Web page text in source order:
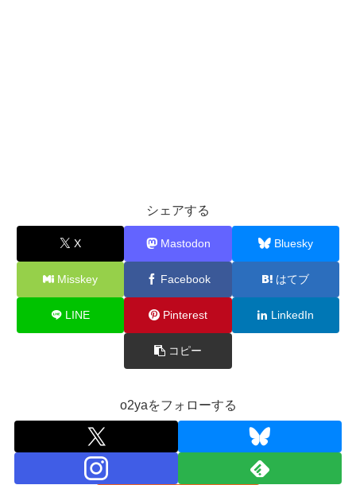
シェアする
X Mastodon Bluesky
Misskey Facebook はてブ
LINE Pinterest LinkedIn
コピー
o2yaをフォローする